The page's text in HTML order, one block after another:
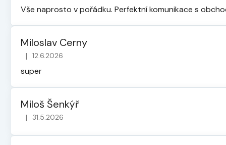
Vše naprosto v pořádku. Perfektní komunikace s
Miloslav Cerny
Hodnocení obchodu je 5 z 5 hvězdiček.
| 12.6.2026
super
Miloš Šenkýř
Hodnocení obchodu je 5 z 5 hvězdiček.
| 31.5.2026